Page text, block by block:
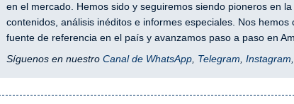
en el mercado. Hemos sido y seguiremos siendo pioneros en
contenidos, análisis inéditos e informes especiales. Nos hemos
fuente de referencia en el país y avanzamos paso a paso en
Síguenos en nuestro Canal de WhatsApp, Telegram Instagram